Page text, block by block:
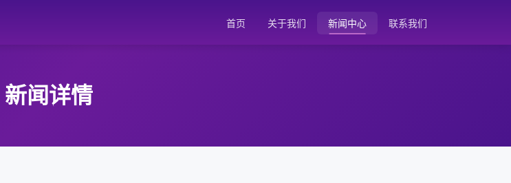
首页 关于我们 新闻中心 联系我们
新闻详情